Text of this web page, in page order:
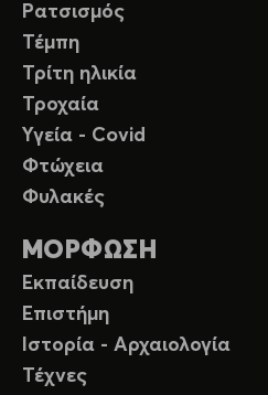
Ρατσισμός
Τέμπη
Τρίτη ηλικία
Τροχαία
Υγεία - Covid
Φτώχεια
Φυλακές
ΜΟΡΦΩΣΗ
Εκπαίδευση
Επιστήμη
Ιστορία - Αρχαιολογία
Τέχνες